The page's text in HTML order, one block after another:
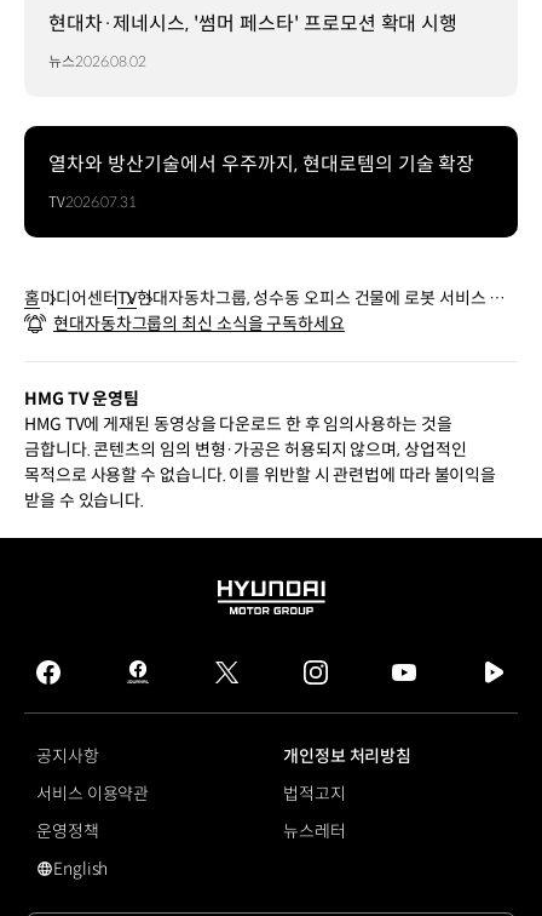
현대차·제네시스, '썸머 페스타' 프로모션 확대 시행
뉴스2026.08.02
열차와 방산기술에서 우주까지, 현대로템의 기술 확장
TV2026.07.31
홈미디어센터TV현대자동차그룹, 성수동 오피스 건물에 로봇 서비스 개
시
현대자동차그룹의 최신 소식을 구독하세요
HMG TV 운영팀
HMG TV에 게재된 동영상을 다운로드 한 후 임의사용하는 것을
금합니다. 콘텐츠의 임의 변형·가공은 허용되지 않으며, 상업적인
목적으로 사용할 수 없습니다. 이를 위반할 시 관련법에 따라 불이익을
받을 수 있습니다.
HYUNDAI
GROUP
facebook
hmg
journal
twitter instagram
tv
공지사항
개인정보 처리방침
서비스 이용약관
법적고지
운영정책
뉴스레터
영문 사이트로 이동
English